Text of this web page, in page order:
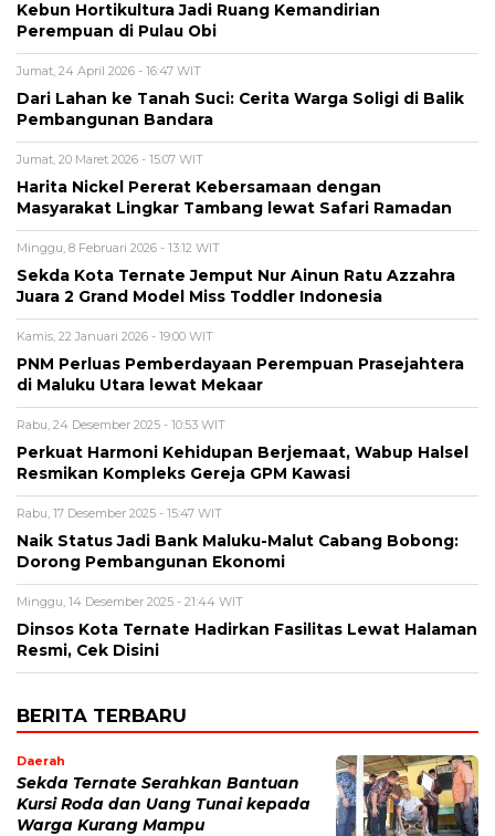
Kebun Hortikultura Jadi Ruang Kemandirian
Perempuan di Pulau Obi
Jumat, 24 April 2026 - 16:47 WIT
Dari Lahan ke Tanah Suci: Cerita Warga Soligi di Balik
Pembangunan Bandara
Jumat, 20 Maret 2026 - 15:07 WIT
Harita Nickel Pererat Kebersamaan dengan
Masyarakat Lingkar Tambang lewat Safari Ramadan
Minggu, 8 Februari 2026 - 13:12 WIT
Sekda Kota Ternate Jemput Nur Ainun Ratu Azzahra
Juara 2 Grand Model Miss Toddler Indonesia
Kamis, 22 Januari 2026 - 19:00 WIT
PNM Perluas Pemberdayaan Perempuan Prasejahtera
di Maluku Utara lewat Mekaar
Rabu, 24 Desember 2025 - 10:53 WIT
Perkuat Harmoni Kehidupan Berjemaat, Wabup Halsel
Resmikan Kompleks Gereja GPM Kawasi
Rabu, 17 Desember 2025 - 15:47 WIT
Naik Status Jadi Bank Maluku-Malut Cabang Bobong:
Dorong Pembangunan Ekonomi
Minggu, 14 Desember 2025 - 21:44 WIT
Dinsos Kota Ternate Hadirkan Fasilitas Lewat Halaman
Resmi, Cek Disini
BERITA TERBARU
Daerah
Sekda Ternate Serahkan Bantuan
Kursi Roda dan Uang Tunai kepada
Warga Kurang Mampu